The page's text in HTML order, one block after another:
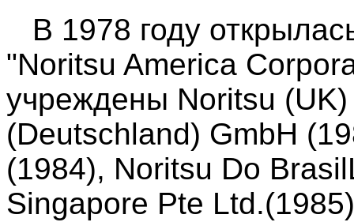
В 1978 году
"Noritsu America
учреждены Noritsu
(Deutschland) GmbH
(1984), Noritsu Do
Singapore Pte